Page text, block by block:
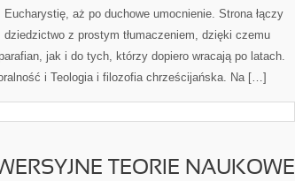
Eucharystię, aż po duchowe umocnienie. Strona łączy
dziedzictwo z prostym tłumaczeniem, dzięki czemu
jak i do tych, którzy dopiero wracają po latach.
i Teologia i filozofia chrześcijańska. Na […]
TEORIE NAUKOWE